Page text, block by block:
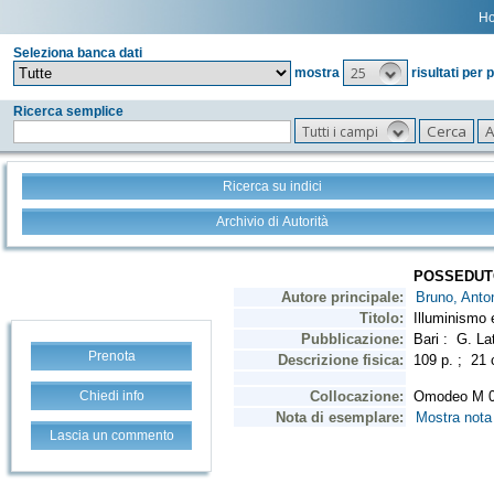
Seleziona banca dati
mostra
25 risultati per
Ricerca semplice
Tutti i campi
Ricerca su indici
Archivio di Autorità
Prenota
Chiedi info
Lascia un commento